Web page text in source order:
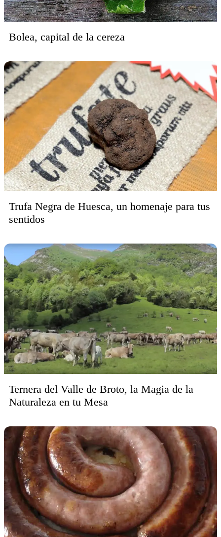
Bolea, capital de la cereza
Trufa Negra de Huesca, un homenaje para tus
sentidos
Ternera del Valle de Broto, la Magia de la
Naturaleza en tu Mesa